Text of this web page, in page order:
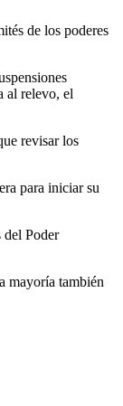
de los poderes
al relevo, el
revisar los
para iniciar su
del Poder
mayoría también